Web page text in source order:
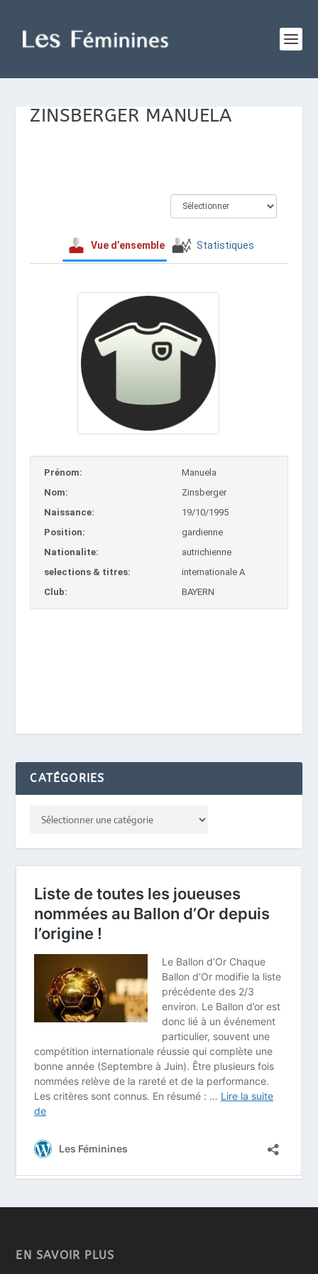
ZINSBERGER MANUELA
Vue d’ensemble Statistiques
Prénom:
Manuela
Nom:
Zinsberger
Naissance:
19/10/1995
Position:
gardienne
Nationalite:
autrichienne
selections & titres:
internationale A
Club:
BAYERN
CATÉGORIES
EN SAVOIR PLUS